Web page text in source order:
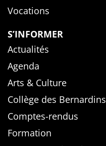
Vocations
S’INFORMER
Actualités
Agenda
Arts & Culture
Collège des Bernardins
Comptes-rendus
Formation